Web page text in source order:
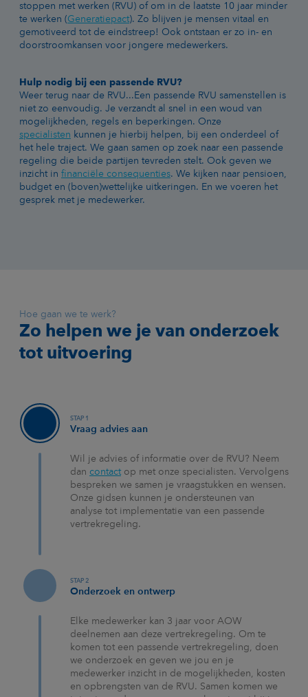
stoppen met werken (RVU) of om in de laatste 10 jaar minder
te werken (Generatiepact). Zo blijven je mensen vitaal en
gemotiveerd tot de eindstreep! Ook ontstaan er zo in- en
doorstroomkansen voor jongere medewerkers.
Hulp nodig bij een passende RVU?
Weer terug naar de RVU...Een passende RVU samenstellen is
niet zo eenvoudig. Je verzandt al snel in een woud van
mogelijkheden, regels en beperkingen. Onze
specialisten kunnen je hierbij helpen, bij een onderdeel of
het hele traject. We gaan samen op zoek naar een passende
regeling die beide partijen tevreden stelt. Ook geven we
inzicht in financiële consequenties. We kijken naar pensioen,
budget en (boven)wettelijke uitkeringen. En we voeren het
gesprek met je medewerker.
Hoe gaan we te werk?
Zo helpen we je van onderzoek
tot uitvoering
STAP 1
Vraag advies aan
Wil je advies of informatie over de RVU? Neem
dan contactop met onze specialisten. Vervolgens
bespreken we samen je vraagstukken en wensen.
Onze gidsen kunnen je ondersteunen van
analyse tot implementatie van een passende
vertrekregeling.
STAP 2
Onderzoek en ontwerp
Elke medewerker kan 3 jaar voor AOW
deelnemen aan deze vertrekregeling. Om te
komen tot een passende vertrekregeling, doen
we onderzoek en geven we jou en je
medewerker inzicht in de mogelijkheden, kosten
en opbrengsten van de RVU. Samen komen we